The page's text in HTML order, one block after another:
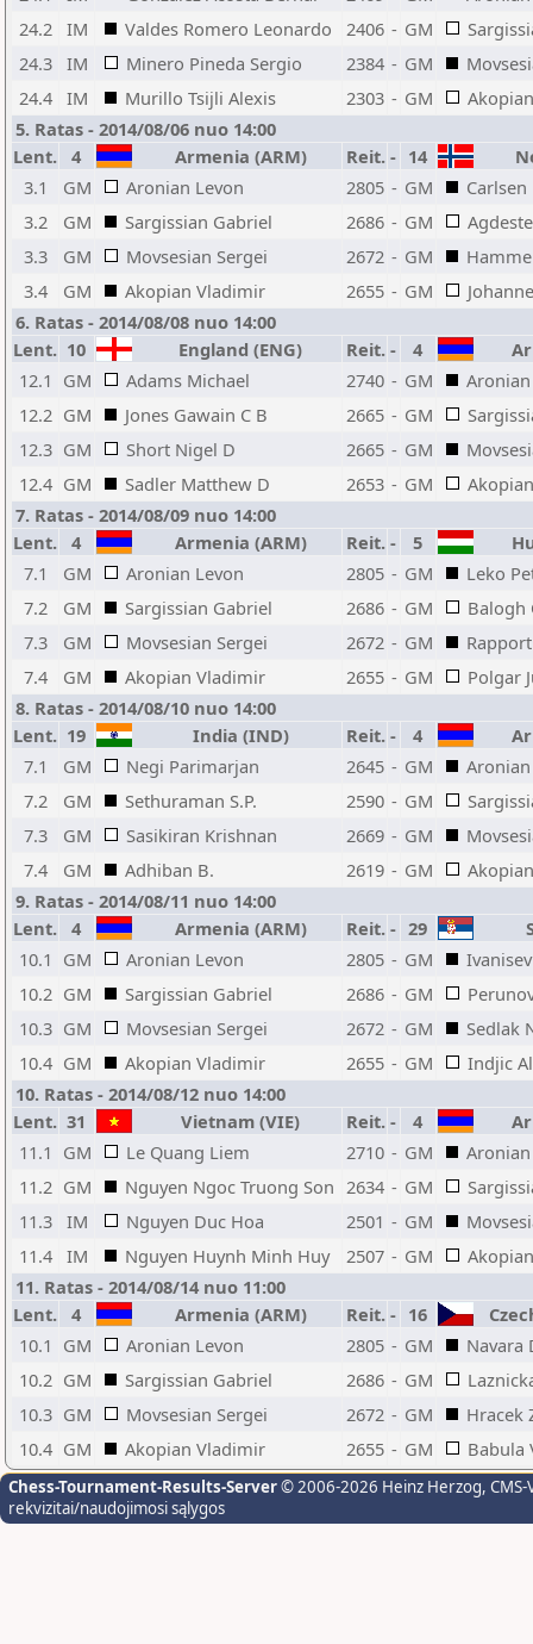
24.2 IM Valdes Romero Leonardo 2406 - GM
24.3 IM Minero Pineda Sergio 2384 - GM
24.4 IM Murillo Tsijli Alexis 2303 - GM
5. Ratas - 2014/08/06 nuo 14:00
Lent.
4 Armenia (ARM) Reit. - 14
3.1
GM Aronian Levon 2805 - GM
3.2
GM Sargissian Gabriel 2686 - GM
3.3
GM Movsesian Sergei 2672 - GM
3.4
GM Akopian Vladimir 2655 - GM
6. Ratas - 2014/08/08 nuo 14:00
Lent. 10 England (ENG) Reit. - 4
12.1 GM Adams Michael 2740 - GM
12.2 GM Jones Gawain C B 2665 - GM
12.3 GM Short Nigel D 2665 - GM
12.4 GM Sadler Matthew D 2653 - GM
7. Ratas - 2014/08/09 nuo 14:00
Lent.
4 Armenia (ARM) Reit. - 5
7.1
GM Aronian Levon 2805 - GM
Leko
7.2
GM Sargissian Gabriel 2686 - GM
Balogh
7.3
GM Movsesian Sergei 2672 - GM
7.4
GM Akopian Vladimir 2655 - GM
Polgar
8. Ratas - 2014/08/10 nuo 14:00
Lent. 19 India (IND) Reit. - 4
7.1
GM Negi Parimarjan 2645 - GM
7.2
GM Sethuraman S.P. 2590 - GM
7.3
GM Sasikiran Krishnan 2669 - GM
7.4
GM Adhiban B. 2619 - GM
9. Ratas - 2014/08/11 nuo 14:00
Lent.
4 Armenia (ARM) Reit. - 29
10.1 GM Aronian Levon 2805 - GM
10.2 GM Sargissian Gabriel 2686 - GM
10.3 GM Movsesian Sergei 2672 - GM
Sedlak
10.4 GM Akopian Vladimir 2655 - GM
Indjic
10. Ratas - 2014/08/12 nuo 14:00
Lent. 31 Vietnam (VIE) Reit. - 4
11.1 GM Le Quang Liem 2710 - GM
11.2 GM Nguyen Ngoc Truong Son 2634 - GM
11.3 IM Nguyen Duc Hoa 2501 - GM
11.4 IM Nguyen Huynh Minh Huy 2507 - GM
11. Ratas - 2014/08/14 nuo 11:00
Lent.
4 Armenia (ARM) Reit. - 16
10.1 GM Aronian Levon 2805 - GM
Navara
10.2 GM Sargissian Gabriel 2686 - GM
10.3 GM Movsesian Sergei 2672 - GM
Hracek
10.4 GM Akopian Vladimir 2655 - GM Babula
Chess-Tournament-Results-Server© 2006-2026 Heinz Herzog,
rekvizitai/naudojimosi sąlygos